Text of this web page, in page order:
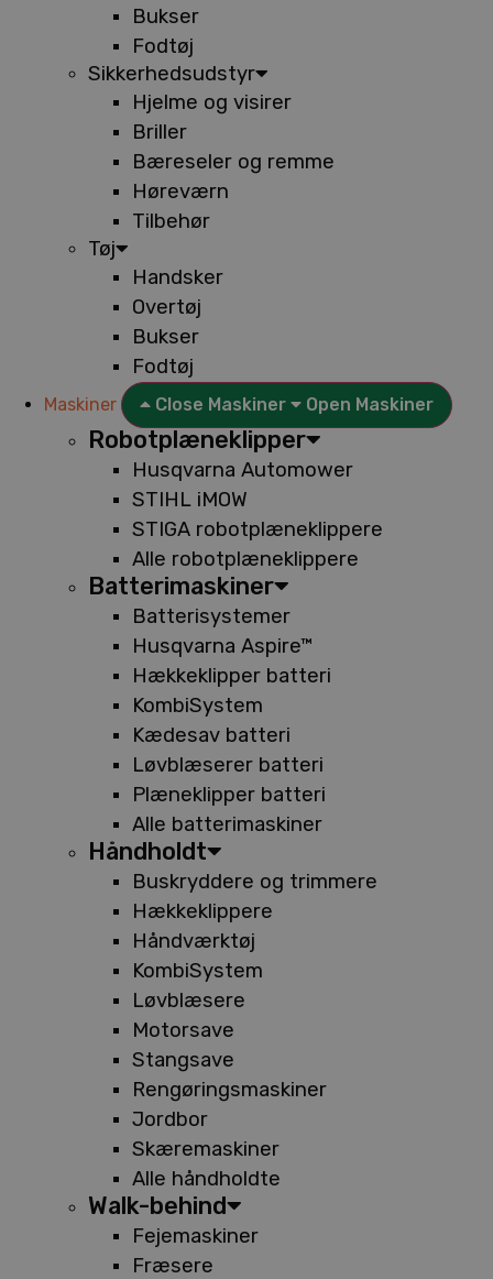
Bukser
Fodtøj
Sikkerhedsudstyr
Hjelme og visirer
Briller
Bæreseler og remme
Høreværn
Tilbehør
Tøj
Handsker
Overtøj
Bukser
Fodtøj
Maskiner Close Maskiner Open Maskiner
Robotplæneklipper
Husqvarna Automower
STIHL iMOW
STIGA robotplæneklippere
Alle robotplæneklippere
Batterimaskiner
Batterisystemer
Husqvarna Aspire™
Hækkeklipper batteri
KombiSystem
Kædesav batteri
Løvblæserer batteri
Plæneklipper batteri
Alle batterimaskiner
Håndholdt
Buskryddere og trimmere
Hækkeklippere
Håndværktøj
KombiSystem
Løvblæsere
Motorsave
Stangsave
Rengøringsmaskiner
Jordbor
Skæremaskiner
Alle håndholdte
Walk-behind
Fejemaskiner
Fræsere